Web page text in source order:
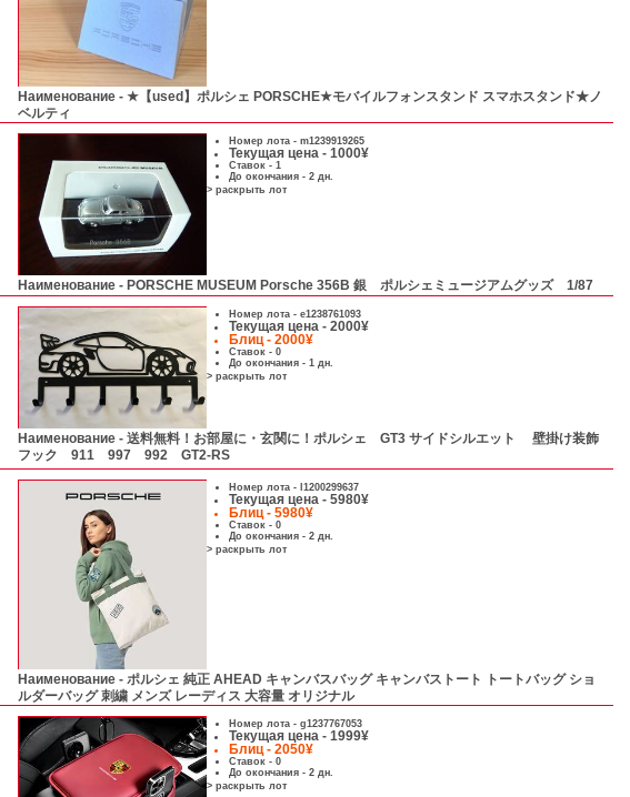
Наименование - ★【used】ポルシェ PORSCHE★モバイルフォンスタンド スマホスタンド★ノ
ベルティ
Номер лота - m1239919265
Текущая цена - 1000¥
Ставок - 1
До окончания - 2 дн.
> раскрыть лот
Наименование - PORSCHE MUSEUM Porsche 356B 銀 ポルシェミュージアムグッズ 1/87
Номер лота - e1238761093
Текущая цена - 2000¥
Блиц - 2000¥
Ставок - 0
До окончания - 1 дн.
> раскрыть лот
Наименование - 送料無料！お部屋に・玄関に！ポルシェ GT3 サイドシルエット 壁掛け装飾
フック 911 997 992 GT2-RS
Номер лота - l1200299637
Текущая цена - 5980¥
Блиц - 5980¥
Ставок - 0
До окончания - 2 дн.
> раскрыть лот
Наименование - ポルシェ 純正 AHEAD キャンバスバッグ キャンバストート トートバッグ ショ
ルダーバッグ 刺繍 メンズ レーディス 大容量 オリジナル
Номер лота - g1237767053
Текущая цена - 1999¥
Блиц - 2050¥
Ставок - 0
До окончания - 2 дн.
> раскрыть лот